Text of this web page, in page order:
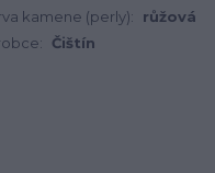
kamene (perly):
růžová
Čištín